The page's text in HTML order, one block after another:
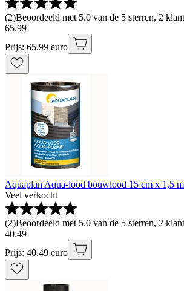
(2)Beoordeeld met 5.0 van de 5 sterren, 2
65.99
Prijs: 65.99 euro
Aquaplan Aqua-lood bouwlood 15 cm x 1,5 m
Veel verkocht
(2)Beoordeeld met 5.0 van de 5 sterren, 2
40.49
Prijs: 40.49 euro